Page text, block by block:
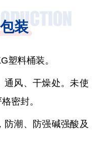
包装
塑料桶装。
通风、干燥处。未使
密封。
防潮、防强碱强酸及